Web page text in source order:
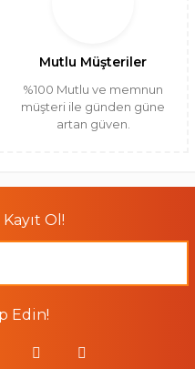
Mutlu Müşteriler
%100 Mutlu ve memnun
müşteri ile günden güne
artan güven.
Kayıt Ol!
Edin!